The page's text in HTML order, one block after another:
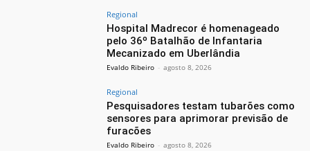
Regional
Hospital Madrecor é homenageado
pelo 36º Batalhão de Infantaria
Mecanizado em Uberlândia
Evaldo Ribeiro - agosto 8, 2026
Regional
Pesquisadores testam tubarões como
sensores para aprimorar previsão de
furacões
Evaldo Ribeiro - agosto 8, 2026